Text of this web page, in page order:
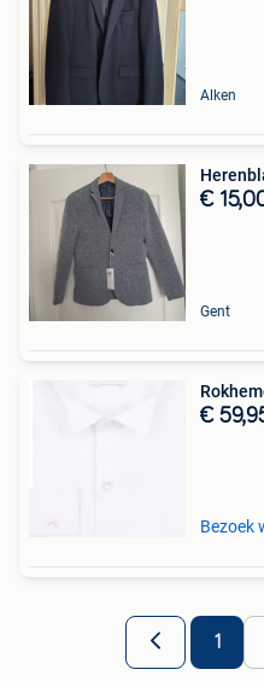
Alken
€
Gent
€
Bezoek
1